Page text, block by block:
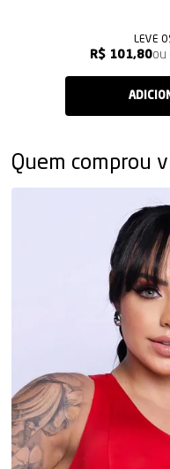
LEVE
R$ 101,80
Quem comprou